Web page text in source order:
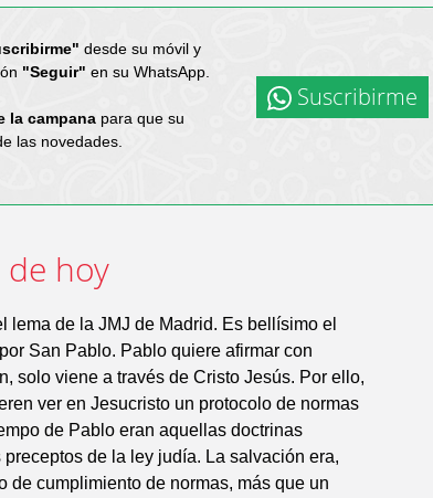
desde su móvil y
"Seguir" en su WhatsApp.
la campanapara que su
las novedades.
Suscribirme
de hoy
lema de la JMJ de Madrid. Es bellísimo el
San Pablo. Pablo quiere afirmar con
solo viene a través de Cristo Jesús. Por ello,
ver en Jesucristo un protocolo de normas
de Pablo eran aquellas doctrinas
de la ley judía. La salvación era,
de cumplimiento de normas, más que un